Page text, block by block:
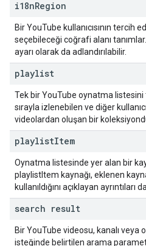
i18nRegion
Bir YouTube kullanıcısının tercih
seçebileceği coğrafi alanı
ayarı olarak da adlandırılabilir.
playlist
Tek bir YouTube oynatma
sırayla izlenebilen ve diğer
videolardan oluşan bir
playlistItem
Oynatma listesinde yer alan bir
playlistItem kaynağı, eklenen
kullanıldığını açıklayan ayrıntıları
search result
Bir YouTube videosu, kanalı veya
isteğinde belirtilen arama